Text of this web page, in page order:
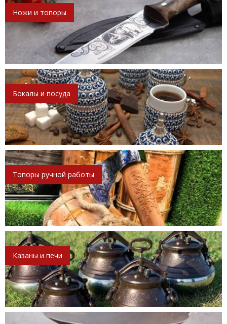
Ножи и топоры
Бокалы и посуда
Топоры ручной работы
Казаны и печи